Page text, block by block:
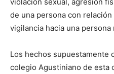
de una persona con
vigilancia hacia una persona
Los hechos supuestamente
colegio Agustiniano de esta